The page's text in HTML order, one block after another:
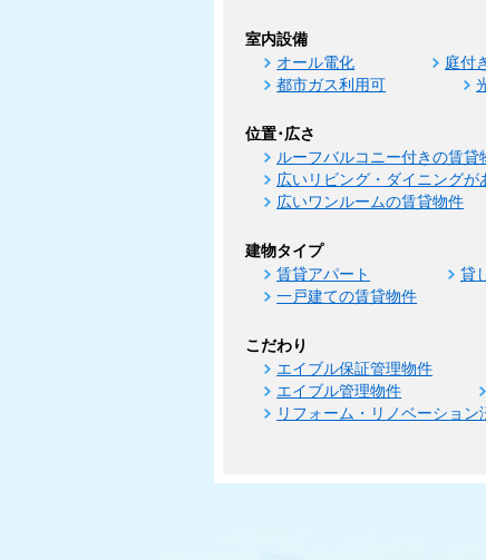
室内設備
オール電化 庭付
都市ガス利用可
位置･広さ
ルーフバルコニー付きの賃貸
広いリビング・ダイニングが
広いワンルームの賃貸物件
建物タイプ
賃貸アパート 貸
一戸建ての賃貸物件
こだわり
エイブル保証管理物件
エイブル管理物件
リフォーム・リノベーション